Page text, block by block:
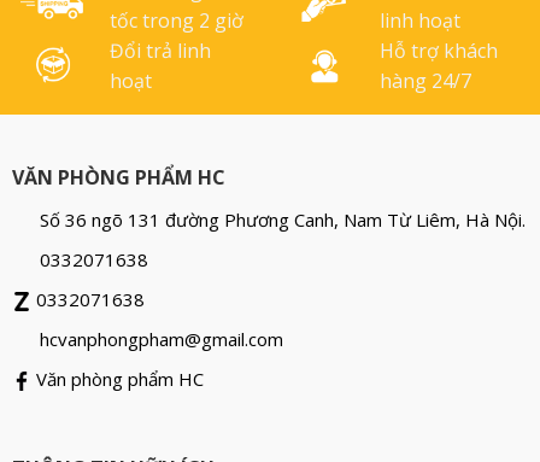
tốc trong 2 giờ
linh hoạt
Đổi trả linh
hoạt
Hỗ trợ khách
hàng 24/7
VĂN PHÒNG PHẨM HC
Số 36 ngõ 131 đường Phương Canh, Nam Từ Liêm, Hà Nội.
0332071638
0332071638
hcvanphongpham@gmail.com
Văn phòng phẩm HC